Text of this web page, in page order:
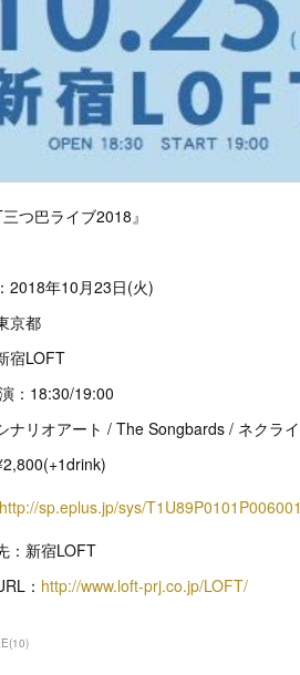
三つ巴ライブ2018』
2018年10月23日(火)
京都
宿LOFT
：18:30/19:00
ナリオアート / The Songbards / ネクラ
http://sp.eplus.jp/sys/
：新宿LOFT
： http://www.loft-prj.co.jp/LOFT/
(10)